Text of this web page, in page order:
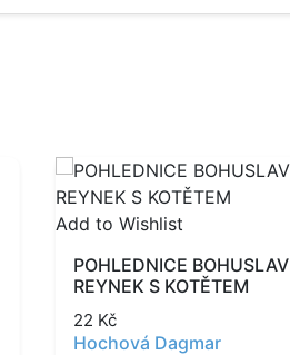
Add to Wishlist
POHLEDNICE BOHUSLAV
REYNEK S KOTĚTEM
22 Kč
Hochová Dagmar